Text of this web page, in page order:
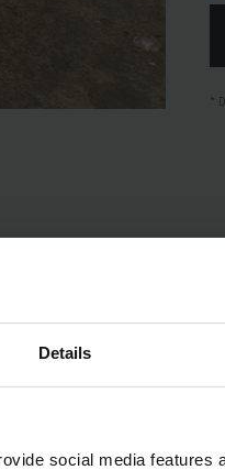
Details
social media features
Zusammenfassung der
des Fahrzeugs.